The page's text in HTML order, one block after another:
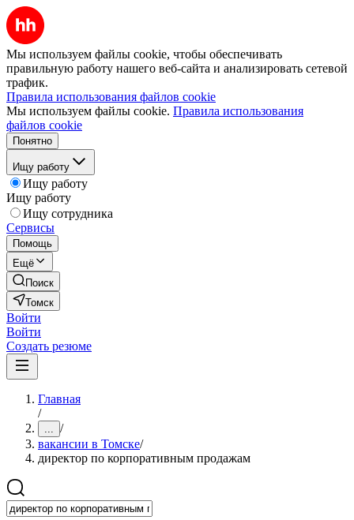
Мы используем файлы cookie, чтобы обеспечивать
правильную работу нашего веб-сайта и анализировать сетевой
трафик.
Правила использования файлов cookie
Мы используем файлы cookie. Правила использования
файлов cookie
Понятно
Ищу работу
Ищу работу
Ищу работу
Ищу сотрудника
Сервисы
Помощь
Ещё
Поиск
Томск
Войти
Войти
Создать резюме
Главная
/
... /
вакансии в Томске/
директор по корпоративным продажам